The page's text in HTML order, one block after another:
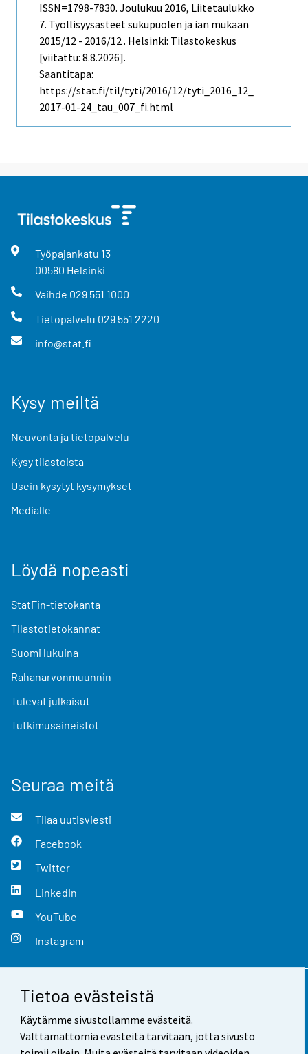
Tietoa evästeistä
Käytämme sivustollamme evästeitä.
Välttämättömiä evästeitä tarvitaan, jotta sivusto
ISSN=1798-7830. Joulukuu 2016, Liitetaulukko
7. Työllisyysasteet sukupuolen ja iän mukaan
2015/12 - 2016/12 . Helsinki: Tilastokeskus
[viitattu: 8.8.2026].
Saantitapa:
https://stat.fi/til/tyti/2016/12/tyti_2016_12_
2017-01-24_tau_007_fi.html
Työpajankatu 13
00580 Helsinki
Vaihde 029 551 1000
Tietopalvelu 029 551 2220
info@stat.fi
Kysy meiltä
Neuvonta ja tietopalvelu
Kysy tilastoista
Usein kysytyt kysymykset
Medialle
Löydä nopeasti
StatFin-tietokanta
Tilastotietokannat
Suomi lukuina
Rahanarvonmuunnin
Tulevat julkaisut
Tutkimusaineistot
Seuraa meitä
Tilaa uutisviesti
Facebook
Twitter
LinkedIn
YouTube
Instagram
Yhteystiedot
Palaute